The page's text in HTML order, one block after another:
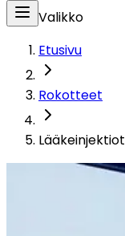
Valikko
Etusivu
Rokotteet
Lääkeinjektiot